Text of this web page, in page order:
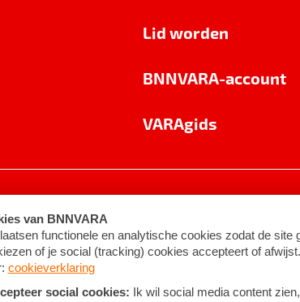
Lid worden
BNNVARA-account
VARAgids
Algemene voorwaarden ©2026BNNVARA